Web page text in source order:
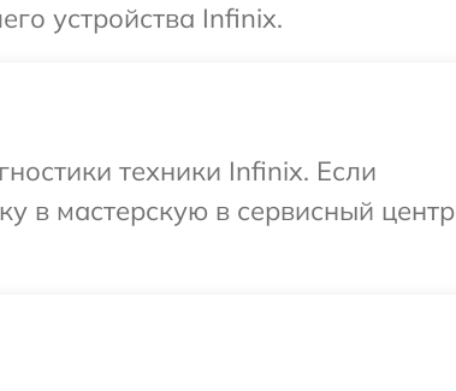
устройства Infinix.
техники Infinix. Если
в мастерскую в сервисный центр